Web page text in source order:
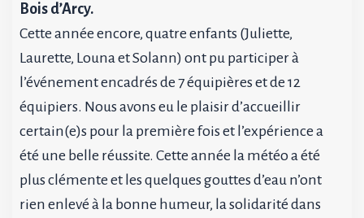
Bois d’Arcy.
Cette année encore, quatre enfants (Juliette,
Laurette, Louna et Solann) ont pu participer à
l’événement encadrés de 7 équipières et de 12
équipiers. Nous avons eu le plaisir d’accueillir
certain(e)s pour la première fois et l’expérience a
été une belle réussite. Cette année la météo a été
plus clémente et les quelques gouttes d’eau n’ont
rien enlevé à la bonne humeur, la solidarité dans